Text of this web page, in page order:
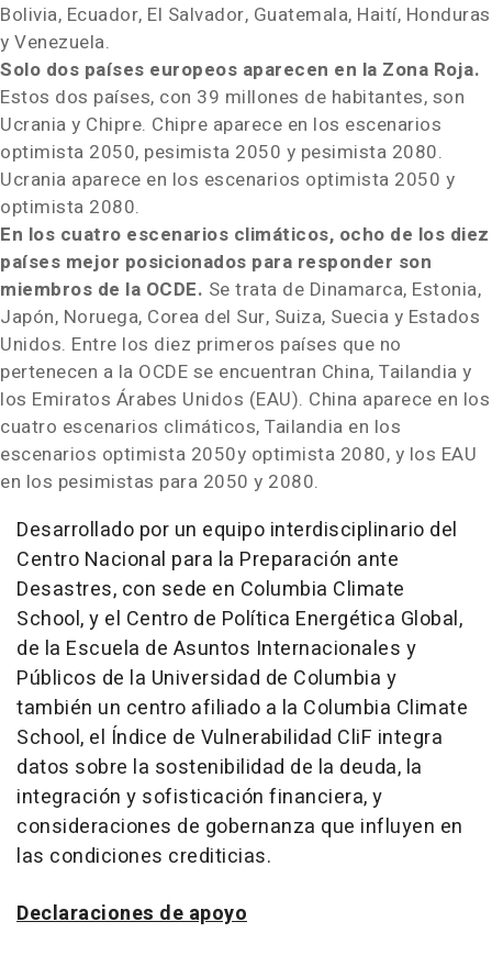
Bolivia, Ecuador, El Salvador, Guatemala, Haití, Honduras
y Venezuela.
Solo dos países europeos aparecen en la Zona Roja.
Estos dos países, con 39 millones de habitantes, son
Ucrania y Chipre. Chipre aparece en los escenarios
optimista 2050, pesimista 2050 y pesimista 2080.
Ucrania aparece en los escenarios optimista 2050 y
optimista 2080.
En los cuatro escenarios climáticos, ocho de los diez
países mejor posicionados para responder son
miembros de la OCDE. Se trata de Dinamarca, Estonia,
Japón, Noruega, Corea del Sur, Suiza, Suecia y Estados
Unidos. Entre los diez primeros países que no
pertenecen a la OCDE se encuentran China, Tailandia y
los Emiratos Árabes Unidos (EAU). China aparece en los
cuatro escenarios climáticos, Tailandia en los
escenarios optimista 2050y optimista 2080, y los EAU
en los pesimistas para 2050 y 2080.
Desarrollado por un equipo interdisciplinario del
Centro Nacional para la Preparación ante
Desastres, con sede en Columbia Climate
School, y el Centro de Política Energética Global,
de la Escuela de Asuntos Internacionales y
Públicos de la Universidad de Columbia y
también un centro afiliado a la Columbia Climate
School, el Índice de Vulnerabilidad CliF integra
datos sobre la sostenibilidad de la deuda, la
integración y sofisticación financiera, y
consideraciones de gobernanza que influyen en
las condiciones crediticias.
Declaraciones de apoyo